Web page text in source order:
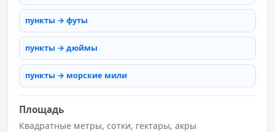
пункты → футы
пункты → дюймы
пункты → морские мили
Площадь
Квадратные метры, сотки, гектары, акры